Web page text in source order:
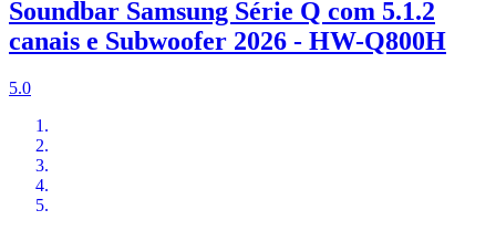
Soundbar Samsung Série Q com 5.1.2
canais e Subwoofer 2026 - HW-Q800H
5.0